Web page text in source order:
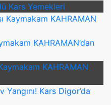
Kars Yemekleri
KAHRAMAN’dan
KAHRAMAN